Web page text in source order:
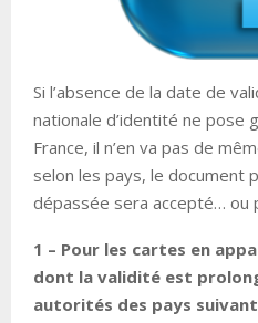
Si l’absence de la date de
nationale d’identité ne pose
France, il n’en va pas de
selon les pays, le document
dépassée sera accepté… ou
1 – Pour les cartes en
dont la validité est
autorités des pays